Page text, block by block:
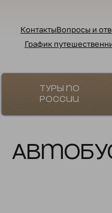
КонтактыВопросы и
График
Туры по
России